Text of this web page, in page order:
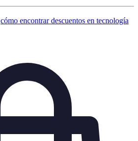
cómo encontrar descuentos en tecnología